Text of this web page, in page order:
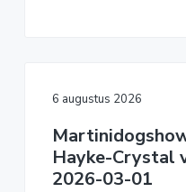
6 augustus 2026
Hayke-Crystal
2026-03-01